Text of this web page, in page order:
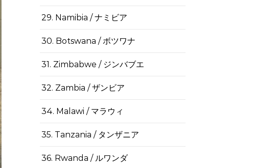
29. Namibia / ナミビア
30. Botswana / ボツワナ
31. Zimbabwe / ジンバブエ
32. Zambia / ザンビア
34. Malawi / マラウィ
35. Tanzania / タンザニア
36. Rwanda / ルワンダ